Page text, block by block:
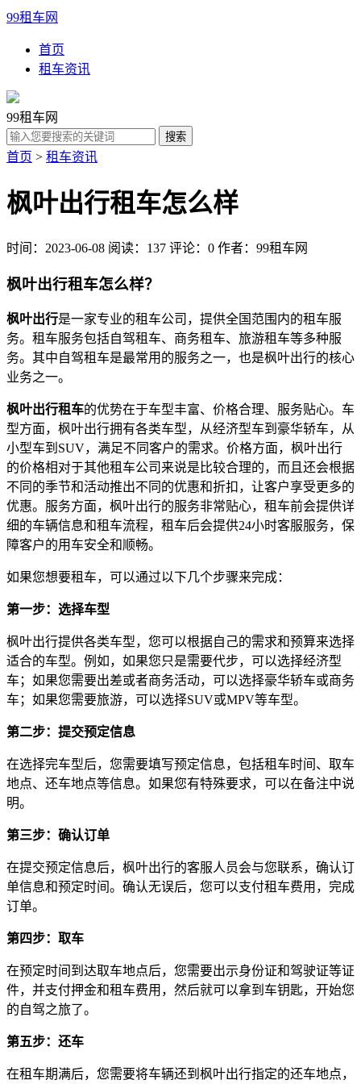
99租车网
首页
租车资讯
99租车网
首页 > 租车资讯
枫叶出行租车怎么样
时间：2023-06-08 阅读：137 评论：0 作者：99租车网
枫叶出行租车怎么样？
枫叶出行是一家专业的租车公司，提供全国范围内的租车服
务。租车服务包括自驾租车、商务租车、旅游租车等多种服
务。其中自驾租车是最常用的服务之一，也是枫叶出行的核心
业务之一。
枫叶出行租车的优势在于车型丰富、价格合理、服务贴心。车
型方面，枫叶出行拥有各类车型，从经济型车到豪华轿车，从
小型车到SUV，满足不同客户的需求。价格方面，枫叶出行
的价格相对于其他租车公司来说是比较合理的，而且还会根据
不同的季节和活动推出不同的优惠和折扣，让客户享受更多的
优惠。服务方面，枫叶出行的服务非常贴心，租车前会提供详
细的车辆信息和租车流程，租车后会提供24小时客服服务，保
障客户的用车安全和顺畅。
如果您想要租车，可以通过以下几个步骤来完成：
第一步：选择车型
枫叶出行提供各类车型，您可以根据自己的需求和预算来选择
适合的车型。例如，如果您只是需要代步，可以选择经济型
车；如果您需要出差或者商务活动，可以选择豪华轿车或商务
车；如果您需要旅游，可以选择SUV或MPV等车型。
第二步：提交预定信息
在选择完车型后，您需要填写预定信息，包括租车时间、取车
地点、还车地点等信息。如果您有特殊要求，可以在备注中说
明。
第三步：确认订单
在提交预定信息后，枫叶出行的客服人员会与您联系，确认订
单信息和预定时间。确认无误后，您可以支付租车费用，完成
订单。
第四步：取车
在预定时间到达取车地点后，您需要出示身份证和驾驶证等证
件，并支付押金和租车费用，然后就可以拿到车钥匙，开始您
的自驾之旅了。
第五步：还车
在租车期满后，您需要将车辆还到枫叶出行指定的还车地点，